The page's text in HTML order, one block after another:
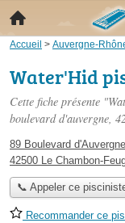
Accueil > Auvergne-
Water'Hid
Cette fiche présente
boulevard d'auvergne,
89 Boulevard d'Auvergne
42500 Le Chambon-
📞 Appeler ce
Recommander ce